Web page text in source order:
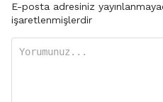
E-posta adresiniz
işaretlenmişlerdir